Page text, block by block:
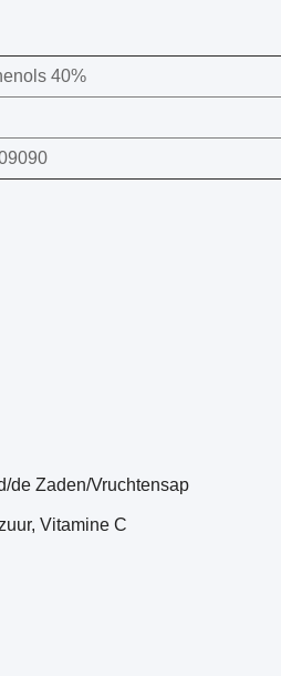
40%
de Zaden/Vruchtensap
Vitamine C